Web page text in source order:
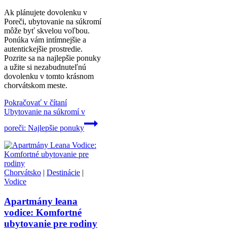
Ak plánujete dovolenku v
Poreči, ubytovanie na súkromí
môže byť skvelou voľbou.
Ponúka vám intímnejšie a
autentickejšie prostredie.
Pozrite sa na najlepšie ponuky
a užite si nezabudnuteľnú
dovolenku v tomto krásnom
chorvátskom meste.
Pokračovať v čítaní
Ubytovanie na súkromí v
poreči: Najlepšie ponuky
Chorvátsko | Destinácie |
Vodice
Apartmány leana
vodice: Komfortné
ubytovanie pre rodiny